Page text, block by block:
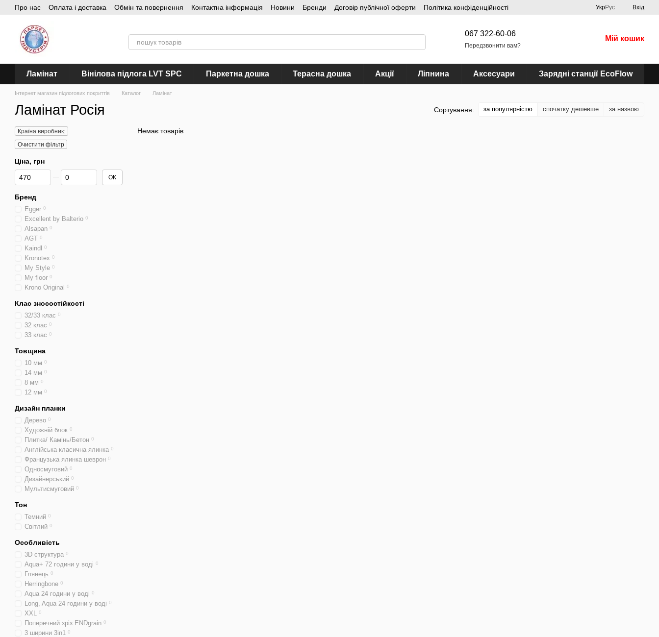
Перейти до основного контенту
Про нас Оплата і доставка Обмін та повернення Контактна інформація Новини Бренди Договір публічної оферти Політика конфіденційності УкрРус Вхід
067 322-60-06
Передзвонити вам?
Мій кошик
Ламінат Вінілова підлога LVT SPC Паркетна дошка Терасна дошка Акції Ліпнина Аксесуари Зарядні станції EcoFlow
Інтернет магазин підлогових покриттів Каталог Ламінат
Ламінат Росія Сортування: за популярністю спочатку дешевше за назвою
Немає товарів
Країна виробник:
Очистити фільтр
Ціна, грн
Від Ціна, грн
До Ціна, грн ОК
Бренд
Egger 0
Excellent by Balterio 0
Alsapan 0
AGT 0
Kaindl 0
Kronotex 0
My Style 0
My floor 0
Krono Original 0
Клас зносостійкості
32/33 клас 0
32 клас 0
33 клас 0
Товщина
10 мм 0
14 мм 0
8 мм 0
12 мм 0
Дизайн планки
Дерево 0
Художній блок 0
Плитка/ Камінь/Бетон 0
Англійська класична ялинка 0
Французька ялинка шеврон 0
Односмуговий 0
Дизайнерський 0
Мультисмуговий 0
Тон
Темний 0
Світлий 0
Особливість
3D структура 0
Aqua+ 72 години у воді 0
Глянець 0
Herringbone 0
Aqua 24 години у воді 0
Long, Aqua 24 години у воді 0
XXL 0
Поперечний зріз ENDgrain 0
3 ширини 3in1 0